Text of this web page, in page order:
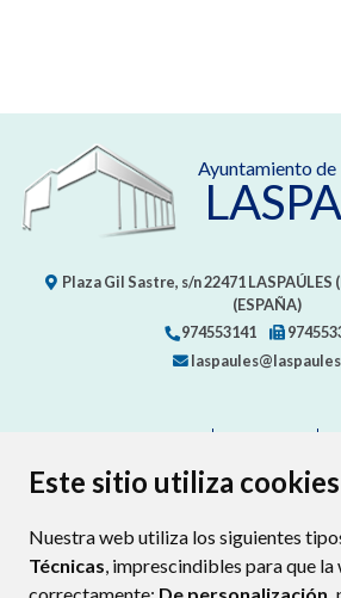
Este sitio utiliza cookies
Nuestra web utiliza los siguientes
Técnicas, imprescindibles para que
Ayuntamiento de
Plaza Gil Sastre, s/n22471LASPAÚLES
(ESPAÑA)
974553141
PROTECCIÓN DE DATOS
POLÍTICA DE